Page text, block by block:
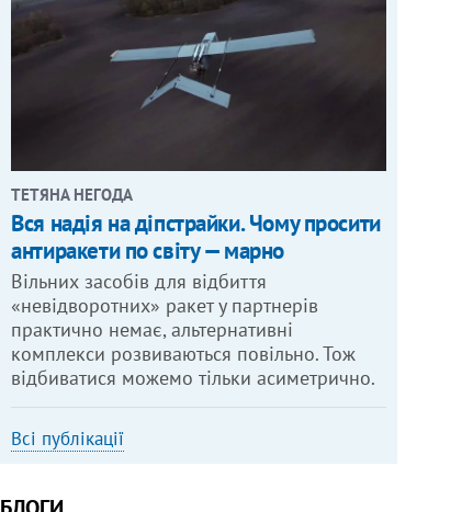
ТЕТЯНА НЕГОДА
Вся надія на діпстрайки. Чому просити
антиракети по світу — марно
Вільних засобів для відбиття
«невідворотних» ракет у партнерів
практично немає, альтернативні
комплекси розвиваються повільно. Тож
відбиватися можемо тільки асиметрично.
Всі публікації